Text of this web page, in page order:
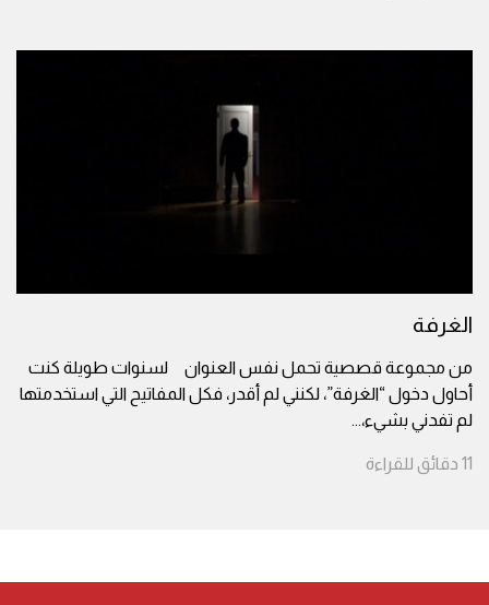
الغرفة
من مجموعة قصصية تحمل نفس العنوان لسنوات طويلة كنت
أحاول دخول “الغرفة”، لكنني لم أقدر، فكل المفاتيح التي استخدمتها
لم تفدني بشيء،...
11 دقائق للقراءة